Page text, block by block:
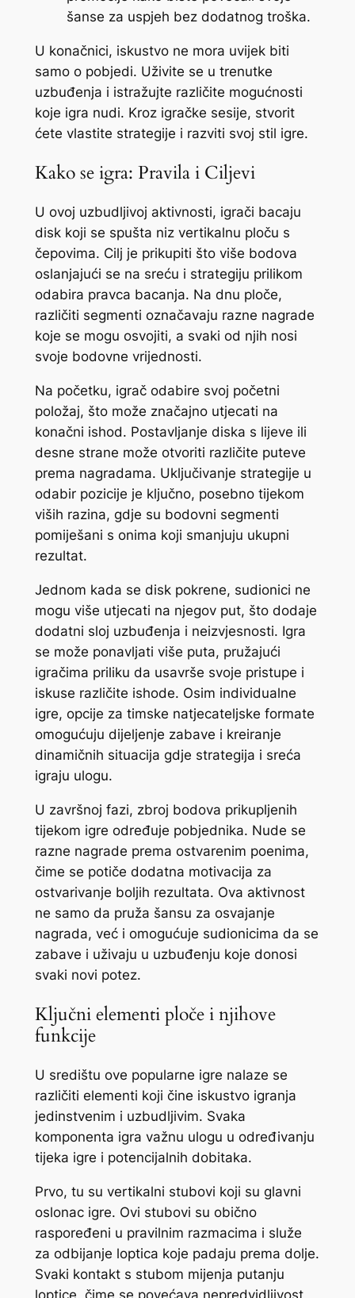
šanse za uspjeh bez dodatnog troška.
U konačnici, iskustvo ne mora uvijek biti
samo o pobjedi. Uživite se u trenutke
uzbuđenja i istražujte različite mogućnosti
koje igra nudi. Kroz igračke sesije, stvorit
ćete vlastite strategije i razviti svoj stil igre.
Kako se igra: Pravila i Ciljevi
U ovoj uzbudljivoj aktivnosti, igrači bacaju
disk koji se spušta niz vertikalnu ploču s
čepovima. Cilj je prikupiti što više bodova
oslanjajući se na sreću i strategiju prilikom
odabira pravca bacanja. Na dnu ploče,
različiti segmenti označavaju razne nagrade
koje se mogu osvojiti, a svaki od njih nosi
svoje bodovne vrijednosti.
Na početku, igrač odabire svoj početni
položaj, što može značajno utjecati na
konačni ishod. Postavljanje diska s lijeve ili
desne strane može otvoriti različite puteve
prema nagradama. Uključivanje strategije u
odabir pozicije je ključno, posebno tijekom
viših razina, gdje su bodovni segmenti
pomiješani s onima koji smanjuju ukupni
rezultat.
Jednom kada se disk pokrene, sudionici ne
mogu više utjecati na njegov put, što dodaje
dodatni sloj uzbuđenja i neizvjesnosti. Igra
se može ponavljati više puta, pružajući
igračima priliku da usavrše svoje pristupe i
iskuse različite ishode. Osim individualne
igre, opcije za timske natjecateljske formate
omogućuju dijeljenje zabave i kreiranje
dinamičnih situacija gdje strategija i sreća
igraju ulogu.
U završnoj fazi, zbroj bodova prikupljenih
tijekom igre određuje pobjednika. Nude se
razne nagrade prema ostvarenim poenima,
čime se potiče dodatna motivacija za
ostvarivanje boljih rezultata. Ova aktivnost
ne samo da pruža šansu za osvajanje
nagrada, već i omogućuje sudionicima da se
zabave i uživaju u uzbuđenju koje donosi
svaki novi potez.
Ključni elementi ploče i njihove
funkcije
U središtu ove popularne igre nalaze se
različiti elementi koji čine iskustvo igranja
jedinstvenim i uzbudljivim. Svaka
komponenta igra važnu ulogu u određivanju
tijeka igre i potencijalnih dobitaka.
Prvo, tu su vertikalni stubovi koji su glavni
oslonac igre. Ovi stubovi su obično
raspoređeni u pravilnim razmacima i služe
za odbijanje loptica koje padaju prema dolje.
Svaki kontakt s stubom mijenja putanju
loptice, čime se povećava nepredvidljivost